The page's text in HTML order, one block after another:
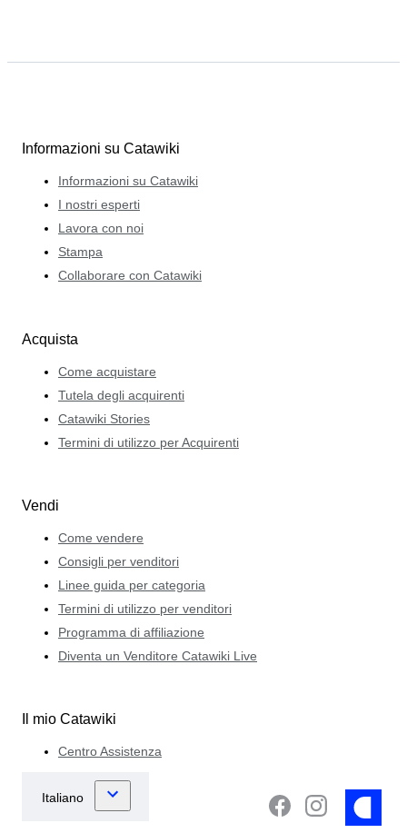
Informazioni su Catawiki
Informazioni su Catawiki
I nostri esperti
Lavora con noi
Stampa
Collaborare con Catawiki
Acquista
Come acquistare
Tutela degli acquirenti
Catawiki Stories
Termini di utilizzo per Acquirenti
Vendi
Come vendere
Consigli per venditori
Linee guida per categoria
Termini di utilizzo per venditori
Programma di affiliazione
Diventa un Venditore Catawiki Live
Il mio Catawiki
Centro Assistenza